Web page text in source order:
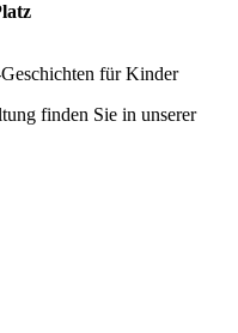
für Kinder
finden Sie in unserer